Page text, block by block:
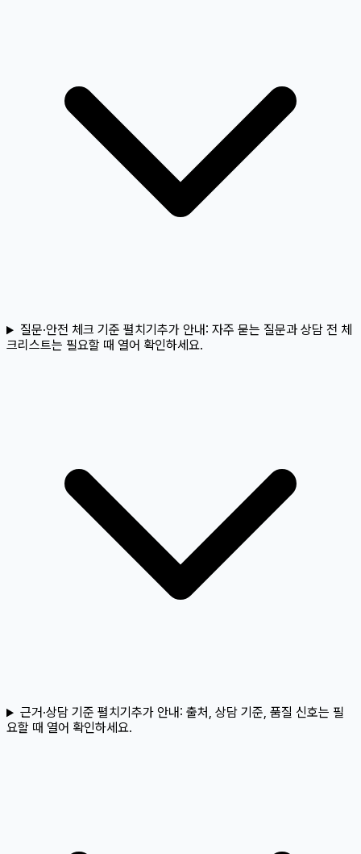
질문·안전 체크 기준 펼치기 추가 안내: 자주 묻는 질문과 상담 전 체
크리스트는 필요할 때 열어 확인하세요.
근거·상담 기준 펼치기 추가 안내: 출처, 상담 기준, 품질 신호는 필
요할 때 열어 확인하세요.